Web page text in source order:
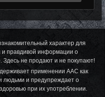
характер для
и правдивой информации о
не продают и не покупают!
применении ААС как
людьми и предупреждает о
при их употреблении.